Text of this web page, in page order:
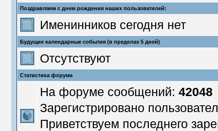
Поздравляем с днем рождения наших пользователей:
Именинников сегодня нет
Будущие календарные события (в пределах 5 дней)
Отсутствуют
Статистика форума
На форуме сообщений: 42048
Зарегистрировано
Приветствуем последнего